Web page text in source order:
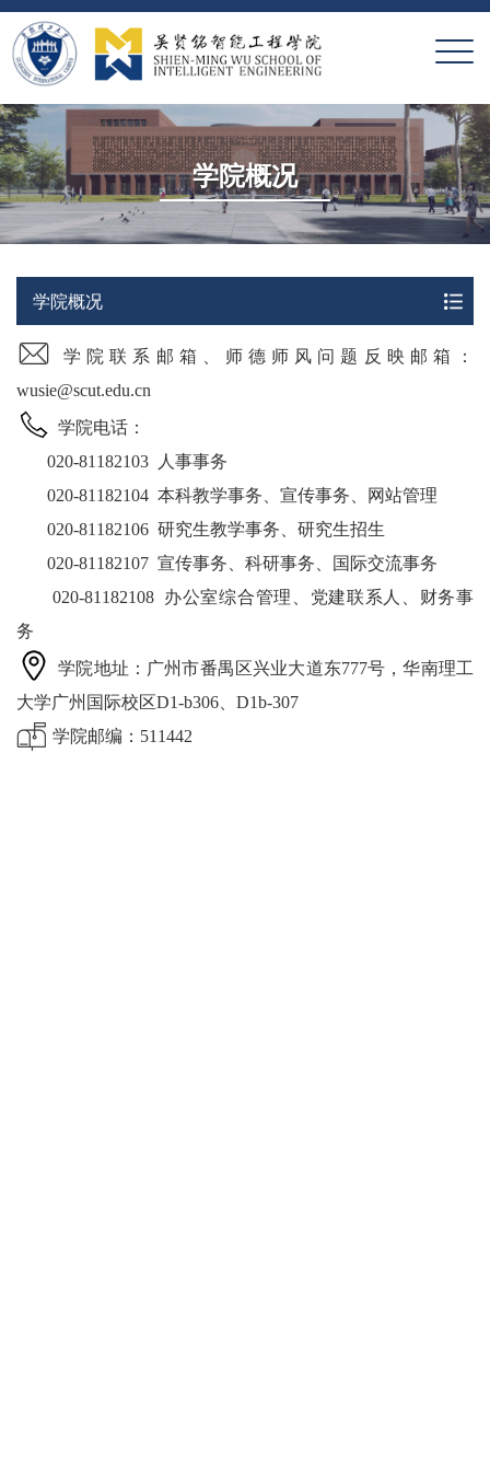
X
学院概况
学院概况
学院联系邮箱、师德师风问题反映邮箱：
wusie@scut.edu.cn
学院电话：
020-81182103
人事事务
020-81182104 本科教学事务、宣传事务、网站管理
020-81182106 研究生教学事务、研究生招生
020-81182107 宣传事务、 科研事务、国际交流事务
020-81182108 办公室综合管理、党建联系人、财务事
务
学院地址：广州市番禺区兴业大道东777号，华南理工
大学广州国际校区D1-b306、D1b-307
学院邮编：511442